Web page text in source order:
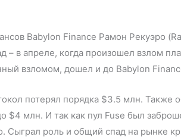
Babylon Finance Рамон Рекуэро
– в апреле, когда произошел взлом
взломом, дошел и до Babylon
потерял порядка $3.5 млн. Также
$4 млн. И так как пул Fuse был
Сыграл роль и общий спад на рынке